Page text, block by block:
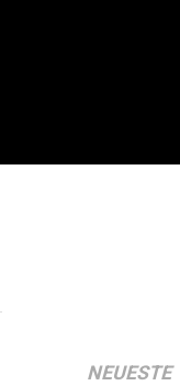
NEUESTE